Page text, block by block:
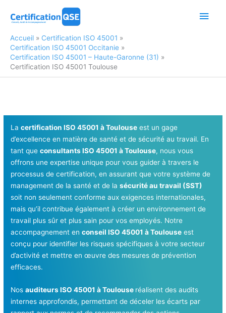
Accueil
Certification ISO 45001
Certification ISO 45001 Occitanie
Certification ISO 45001 – Haute-Garonne (31)
Certification ISO 45001 Toulouse
Lacertification ISO 45001 à Toulouse est un gage
d’excellence en matière de santé et de sécurité au travail. En
tant queconsultants ISO 45001 à Toulouse, nous vous
offrons une expertise unique pour vous guider à travers le
processus de certification, en assurant que votre système de
management de la santé et de lasécurité au travail (SST)
soit non seulement conforme aux exigences internationales,
mais qu’il contribue également à créer un environnement de
travail plus sûr et plus sain pour vos employés. Notre
accompagnement enconseil ISO 45001 à Toulouse est
conçu pour identifier les risques spécifiques à votre secteur
d’activité et mettre en œuvre des mesures de prévention
efficaces.
Nosauditeurs ISO 45001 à Toulouse réalisent des audits
internes approfondis, permettant de déceler les écarts par